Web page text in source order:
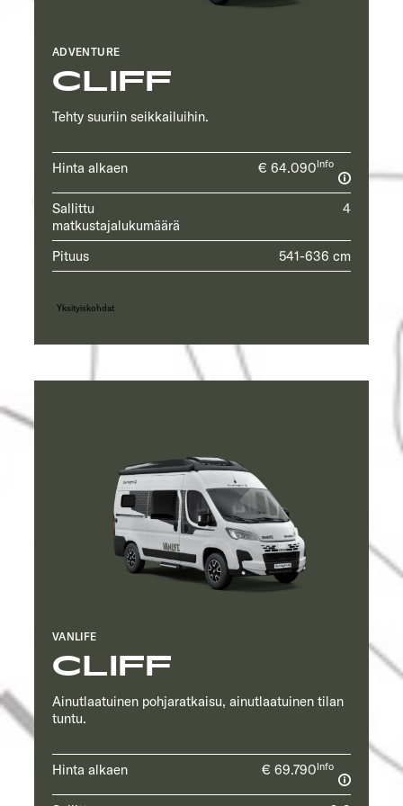
CLIFF
ADVENTURE
Tehty suuriin seikkailuihin.
Hinta alkaen € 64.090Info
Sallittu
matkustajalukumäärä
4
Pituus 541-636 cm
Yksityiskohdat
CLIFF
VANLIFE
Ainutlaatuinen pohjaratkaisu, ainutlaatuinen tilan
tuntu.
Hinta alkaen € 69.790Info